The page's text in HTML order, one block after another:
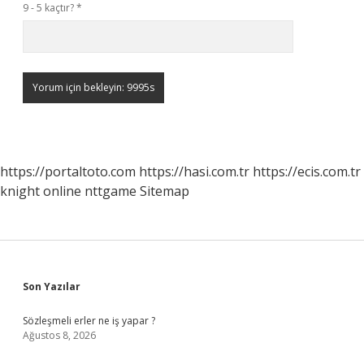
9 - 5 kaçtır?*
https://portaltoto.com https://hasi.com.tr https://ecis.com.tr
knight online nttgame Sitemap
Sidebar
Son Yazılar
Sözleşmeli erler ne iş yapar ?
Ağustos 8, 2026